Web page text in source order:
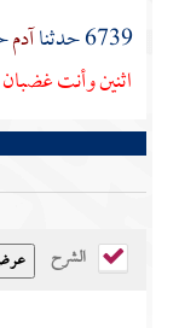
6739 حدثنا
آدم
اثنين وأنت
الشرح